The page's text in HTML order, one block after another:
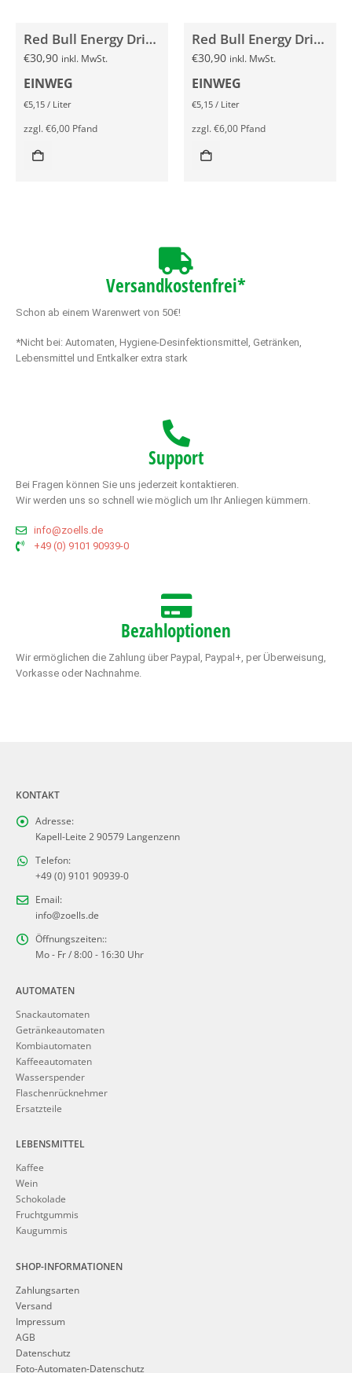
Red Bull Energy Drink SEA BLUE EDITION Juneberry 24x 250ml
€30,90 inkl. MwSt.
EINWEG
€5,15 / Liter
zzgl. €6,00 Pfand
Red Bull Energy Drink WHITE EDITION Kokos-Blaubeere 24x 250ml
€30,90 inkl. MwSt.
EINWEG
€5,15 / Liter
zzgl. €6,00 Pfand
Versandkostenfrei*
Schon ab einem Warenwert von 50€!
*Nicht bei: Automaten, Hygiene-Desinfektionsmittel, Getränken,
Lebensmittel und Entkalker extra stark
Support
Bei Fragen können Sie uns jederzeit kontaktieren.
Wir werden uns so schnell wie möglich um Ihr Anliegen kümmern.
info@zoells.de
+49 (0) 9101 90939-0
Bezahloptionen
Wir ermöglichen die Zahlung über Paypal, Paypal+, per Überweisung,
Vorkasse oder Nachnahme.
KONTAKT
Adresse:
Kapell-Leite 2 90579 Langenzenn
Telefon:
+49 (0) 9101 90939-0
Email:
info@zoells.de
Öffnungszeiten::
Mo - Fr / 8:00 - 16:30 Uhr
AUTOMATEN
Snackautomaten
Getränkeautomaten
Kombiautomaten
Kaffeeautomaten
Wasserspender
Flaschenrücknehmer
Ersatzteile
LEBENSMITTEL
Kaffee
Wein
Schokolade
Fruchtgummis
Kaugummis
SHOP-INFORMATIONEN
Zahlungsarten
Versand
Impressum
AGB
Datenschutz
Foto-Automaten-Datenschutz